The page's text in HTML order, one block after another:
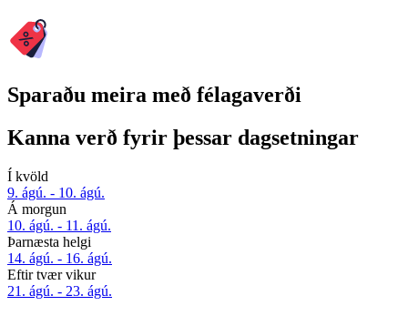
Sparaðu meira með félagaverði
Kanna verð fyrir þessar dagsetningar
Í kvöld
9. ágú. - 10. ágú.
Á morgun
10. ágú. - 11. ágú.
Þarnæsta helgi
14. ágú. - 16. ágú.
Eftir tvær vikur
21. ágú. - 23. ágú.